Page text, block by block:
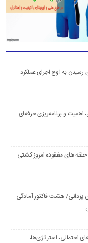
رسیدن به اوج اجرای عملکرد
و برنامه‌ریزی حرفه‌ای
های مفقوده امروز کشتی
هشت فاکتور آمادگی
استراتژی‌ها،